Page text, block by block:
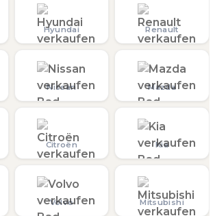
Hyundai Renault
Nissan Mazda
Citroën Kia
Volvo Mitsubishi